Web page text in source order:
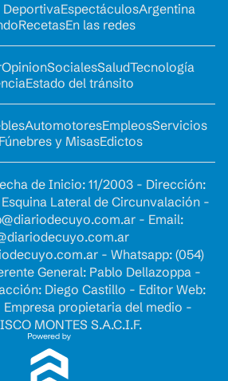
DeportivaEspectáculosArgentina
RecetasEn las redes
OpinionSocialesSaludTecnología
Estado del tránsito
AutomotoresEmpleosServicios
y MisasEdictos
de Inicio: 11/2003 - Dirección:
Lateral de Circunvalación -
- Email:
- Whatsapp: (054)
General: Pablo Dellazoppa -
Diego Castillo - Editor Web:
propietaria del medio -
MONTES S.A.C.I.F.